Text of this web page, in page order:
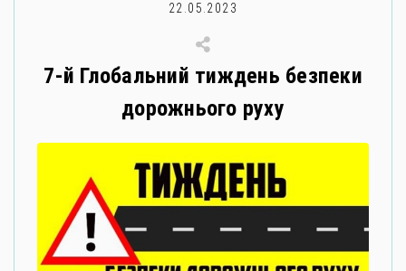
22.05.2023
7-й Глобальний тиждень безпеки
дорожнього руху